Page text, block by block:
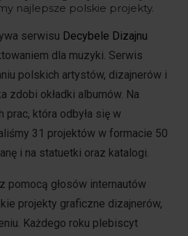
najlepsze polskie projekty.
serwisu Decybele Dizajnu
dla muzyki. Serwis
polskich artystów, dizajnerów i
zdobi okładki albumów. Na
która odbyła się w
31 projektów w formacie 50
i na statuetki oraz katalogi.
pomocą głosów internautów
projekty graficzne dizajnerów,
Każdego roku plebiscyt